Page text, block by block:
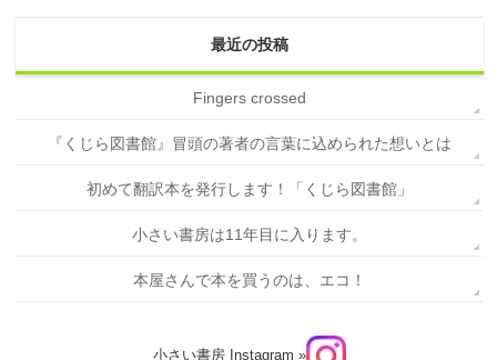
最近の投稿
Fingers crossed
『くじら図書館』冒頭の著者の言葉に込められた想いとは
初めて翻訳本を発行します！「くじら図書館」
小さい書房は11年目に入ります。
本屋さんで本を買うのは、エコ！
小さい書房 Instagram »